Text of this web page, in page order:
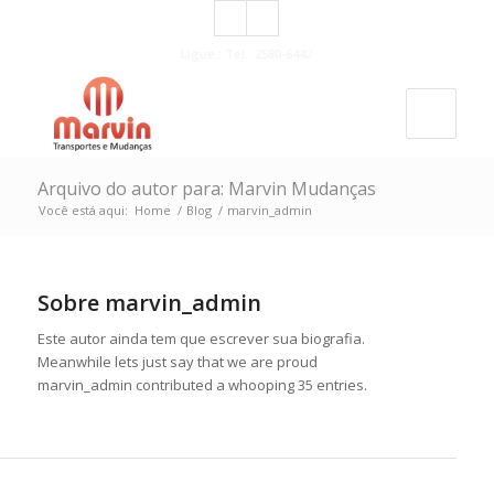
Arquivo do autor para: Marvin Mudanças
Você está aqui: Home / Blog / marvin_admin
Sobre marvin_admin
Este autor ainda tem que escrever sua biografia.
Meanwhile lets just say that we are proud
marvin_admin contributed a whooping 35 entries.